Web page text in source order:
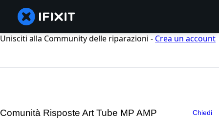
Unisciti alla Community delle riparazioni - Crea un account
Comunità Risposte Art Tube MP AMP Chiedi